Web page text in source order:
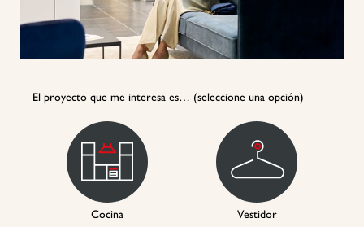
El proyecto que me interesa es… (seleccione una opción)
Cocina Vestidor